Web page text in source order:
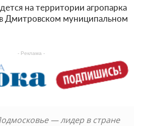
на территории агропарка
Дмитровском муниципальном
- Реклама -
— лидер в стране